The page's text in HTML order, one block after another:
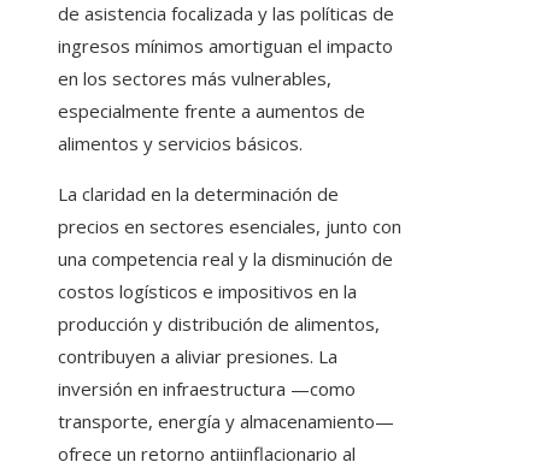
de asistencia focalizada y las políticas de
ingresos mínimos amortiguan el impacto
en los sectores más vulnerables,
especialmente frente a aumentos de
alimentos y servicios básicos.
La claridad en la determinación de
precios en sectores esenciales, junto con
una competencia real y la disminución de
costos logísticos e impositivos en la
producción y distribución de alimentos,
contribuyen a aliviar presiones. La
inversión en infraestructura —como
transporte, energía y almacenamiento—
ofrece un retorno antiinflacionario al